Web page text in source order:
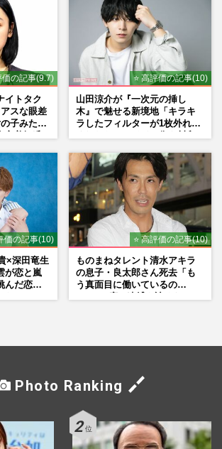
価の記事(9.7)
イトタク
スな眼差
子みた
⭐ 高評価の記事(10)
山田涼介が『一次元の挿し
木』で魅せる新境地「キラキ
ラしたフィルターが1枚外れて
価の記事(10)
×深田竜生
が恋と嵐
んだ恋人
⭐ 高評価の記事(10)
ものまねタレント清水アキラ
の息子・良太郎さん死去「も
う真面目に働いているの
Photo Ranking